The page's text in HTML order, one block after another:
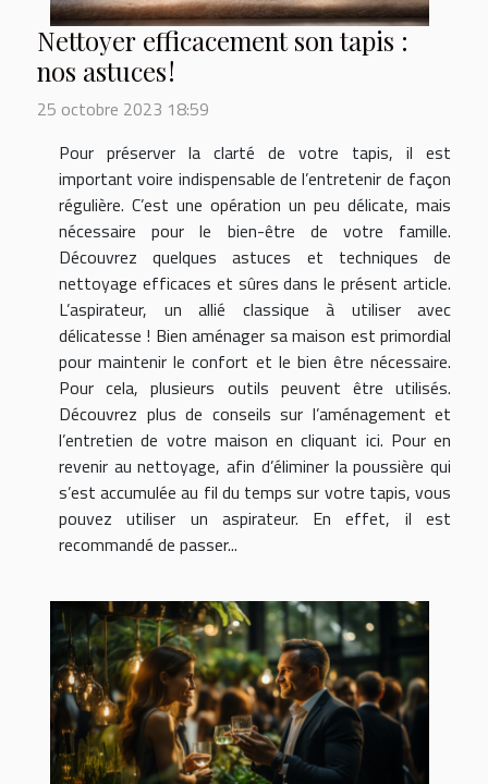
Nettoyer efficacement son tapis :
nos astuces !
25 octobre 2023 18:59
Pour préserver la clarté de votre tapis, il est
important voire indispensable de l’entretenir de façon
régulière. C’est une opération un peu délicate, mais
nécessaire pour le bien-être de votre famille.
Découvrez quelques astuces et techniques de
nettoyage efficaces et sûres dans le présent article.
L’aspirateur, un allié classique à utiliser avec
délicatesse ! Bien aménager sa maison est primordial
pour maintenir le confort et le bien être nécessaire.
Pour cela, plusieurs outils peuvent être utilisés.
Découvrez plus de conseils sur l’aménagement et
l’entretien de votre maison en cliquant ici. Pour en
revenir au nettoyage, afin d’éliminer la poussière qui
s’est accumulée au fil du temps sur votre tapis, vous
pouvez utiliser un aspirateur. En effet, il est
recommandé de passer...